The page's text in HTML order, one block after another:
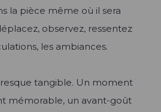
la pièce même où il sera
observez, ressentez
les ambiances.
tangible. Un moment
mémorable, un avant-goût